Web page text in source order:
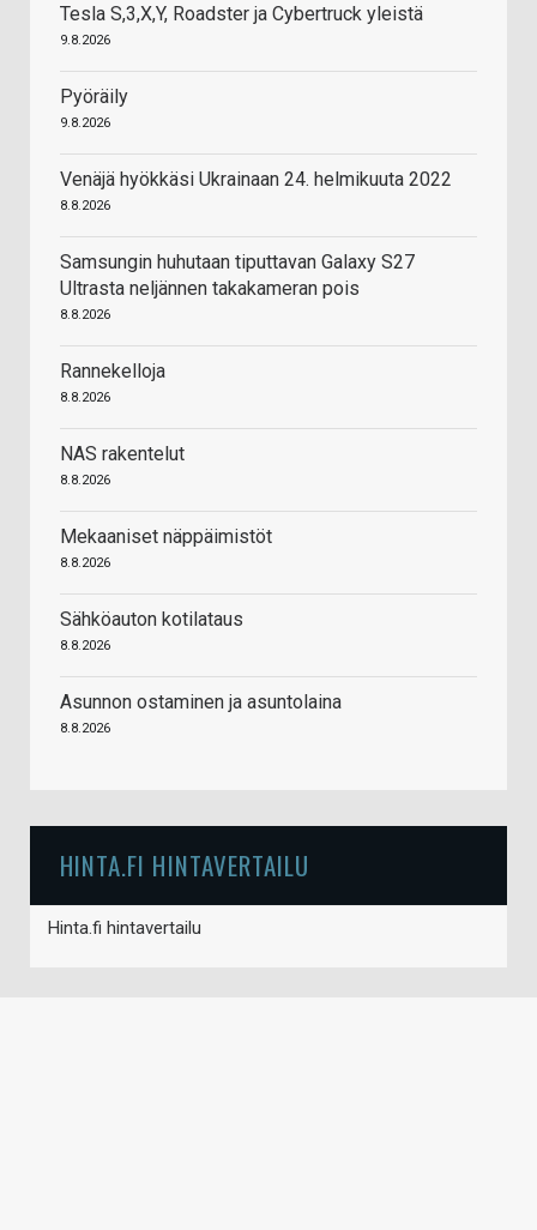
Tesla S,3,X,Y, Roadster ja Cybertruck yleistä
9.8.2026
Pyöräily
9.8.2026
Venäjä hyökkäsi Ukrainaan 24. helmikuuta 2022
8.8.2026
Samsungin huhutaan tiputtavan Galaxy S27
Ultrasta neljännen takakameran pois
8.8.2026
Rannekelloja
8.8.2026
NAS rakentelut
8.8.2026
Mekaaniset näppäimistöt
8.8.2026
Sähköauton kotilataus
8.8.2026
Asunnon ostaminen ja asuntolaina
8.8.2026
HINTA.FI HINTAVERTAILU
Hinta.fi hintavertailu